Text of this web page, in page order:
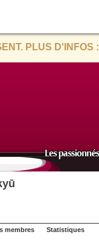
PLUS D'INFOS :
membres Statistiques